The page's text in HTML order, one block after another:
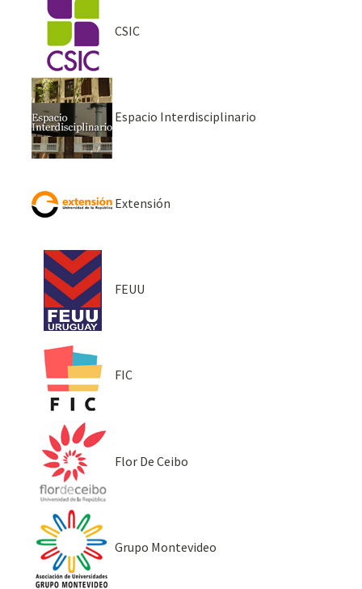
CSIC
Espacio Interdisciplinario
Extensión
FEUU
FIC
Flor De Ceibo
Grupo Montevideo